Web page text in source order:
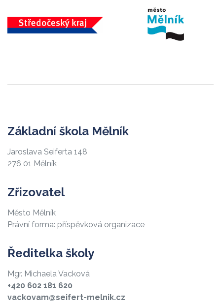
Základní škola Mělník
Jaroslava Seiferta 148
276 01 Mělník
Zřizovatel
Město Mělník
Právní forma: příspěvková organizace
Ředitelka školy
Mgr. Michaela Vacková
+420 602 181 620
vackovam@seifert-melnik.cz